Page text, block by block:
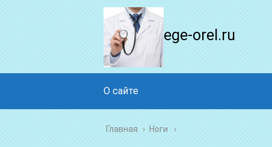
ege-orel.ru
О сайте
Главная › Ноги